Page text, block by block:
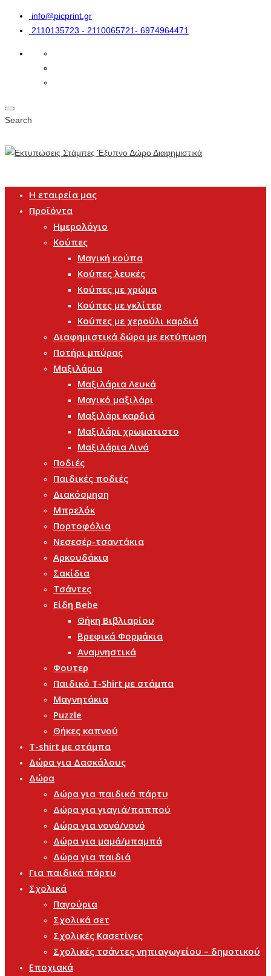
info@picprint.gr
2110135723 - 2110065721- 6974964471
Search
Η εταιρεία μας
Προϊόντα
Ημερολόγιο
Κούπες
Μαγική κούπα
Κούπες λευκές
Κούπες με χρώμα
Κούπες με γκλίτερ
Κούπες με χερούλι καρδιά
Διαφημιστικά δώρα με εκτύπωση
Ποτήρι μπύρας
Μαξιλάρια
Μαξιλάρια Λευκά
Μαγικό μαξιλάρι
Μαξιλάρι καρδιά
Μαξιλάρι χρωματιστο
Μαξιλάρια Λινά
Ποδιές
Παιδικές ποδιές
Διακόσμηση
Μπρελόκ
Πορτοφόλια
Νεσεσέρ-τσαντάκια
Αρκουδάκια
Σακίδια
Τσάντες
Είδη Bebe
Θήκη Βιβλιαρίου
Βρεφικά Φορμάκια
Αναμνηστικά
Φουτερ
Παιδικό T-Shirt με στάμπα
Μαγνητάκια
Puzzle
Θήκες καπνού
T-shirt με στάμπα
Δώρα για Δασκάλους
Δώρα
Δώρα για παιδικά πάρτυ
Δώρα για γιαγιά/παππού
Δώρα για νονά/νονό
Δώρα για μαμά/μπαμπά
Δώρα για παιδιά
Για παιδικά πάρτυ
Σχολικά
Παγούρια
Σχολικά σετ
Σχολικές Κασετίνες
Σχολικές τσάντες νηπιαγωγείου – δημοτικού
Εποχιακά